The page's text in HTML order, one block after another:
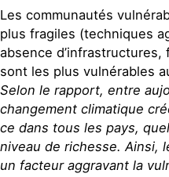
Les communautés
plus fragiles (techniques
absence d’infrastructures,
sont les plus vulnérables
Selon le rapport, entre
changement climatique
ce dans tous les pays,
niveau de richesse. Ainsi,
un facteur aggravant la